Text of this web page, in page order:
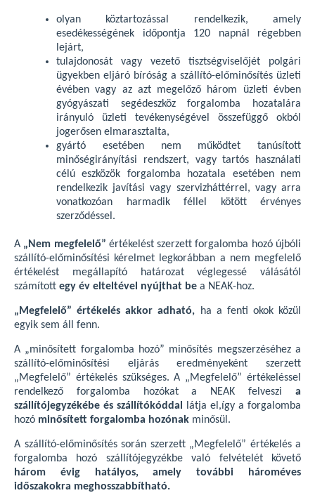
olyan köztartozással rendelkezik, amely
esedékességének időpontja 120 napnál régebben
lejárt,
tulajdonosát vagy vezető tisztségviselőjét polgári
ügyekben eljáró bíróság a szállító-előminősítés üzleti
évében vagy az azt megelőző három üzleti évben
gyógyászati segédeszköz forgalomba hozatalára
irányuló üzleti tevékenységével összefüggő okból
jogerősen elmarasztalta,
gyártó esetében nem működtet tanúsított
minőségirányítási rendszert, vagy tartós használati
célú eszközök forgalomba hozatala esetében nem
rendelkezik javítási vagy szervizháttérrel, vagy arra
vonatkozóan harmadik féllel kötött érvényes
szerződéssel.
A „Nem megfelelő” értékelést szerzett forgalomba hozó újbóli
szállító-előminősítési kérelmet legkorábban a nem megfelelő
értékelést megállapító határozat véglegessé válásától
számított egy év elteltével nyújthat be a NEAK-hoz.
„Megfelelő” értékelés akkor adható, ha a fenti okok közül
egyik sem áll fenn.
A „minősített forgalomba hozó” minősítés megszerzéséhez a
szállító-előminősítési eljárás eredményeként szerzett
„Megfelelő” értékelés szükséges. A „Megfelelő” értékeléssel
rendelkező forgalomba hozókat a NEAK felveszi a
szállítójegyzékébe és szállítókóddal
látja el,így a forgalomba
hozó minősített forgalomba hozónak minősül.
A szállító-előminősítés során szerzett „Megfelelő” értékelés a
forgalomba hozó szállítójegyzékbe való felvételét követő
három évig hatályos, amely további hároméves
időszakokra meghosszabbítható.